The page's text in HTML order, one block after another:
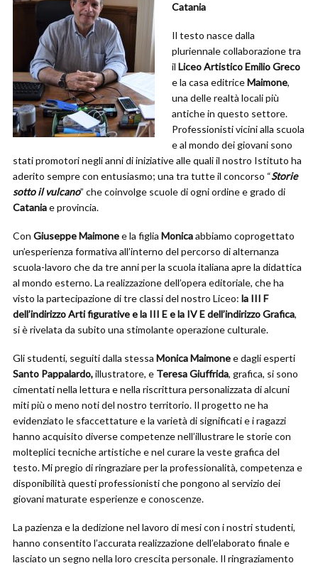
Catania
Il testo nasce dalla
pluriennale collaborazione tra
il Liceo Artistico EmilioGreco
e la casa editriceMaimone,
una delle realtà locali più
antiche in questo settore.
Professionisti vicini alla scuola
e al mondo dei giovani sono
stati promotori negli anni di iniziative alle quali il nostro Istituto ha
aderito sempre con entusiasmo; una tra tutte il concorso “Storie
sotto il vulcano” che coinvolge scuole di ogni ordine e grado di
Cataniae provincia.
Con Giuseppe Maimonee la figlia Monicaabbiamo coprogettato
un’esperienza formativa all’interno del percorso di alternanza
scuola-lavoro che da tre anni per la scuola italiana apre la didattica
al mondo esterno. La realizzazione dell’opera editoriale, che ha
visto la partecipazione di tre classi del nostro Liceo: la III F
dell’indirizzo Arti figurative e la III E e la IV E dell’indirizzo Grafica,
si è rivelata da subito una stimolante operazione culturale.
Gli studenti, seguiti dalla stessa Monica Maimonee dagli esperti
Santo Pappalardo,illustratore, e TeresaGiuffrida, grafica, si sono
cimentati nella lettura e nella riscrittura personalizzata di alcuni
miti più o meno noti del nostro territorio. Il progetto ne ha
evidenziato le sfaccettature e la varietà di significati e i ragazzi
hanno acquisito diverse competenze nell’illustrare le storie con
molteplici tecniche artistiche e nel curare la veste grafica del
testo. Mi pregio di ringraziare per la professionalità, competenza e
disponibilità questi professionisti che pongono al servizio dei
giovani maturate esperienze e conoscenze.
La pazienza e la dedizione nel lavoro di mesi con i nostri studenti,
hanno consentito l’accurata realizzazione dell’elaborato finale e
lasciato un segno nella loro crescita personale. Il ringraziamento